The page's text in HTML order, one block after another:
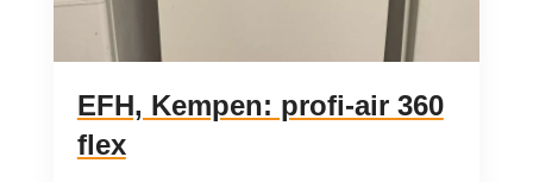
EFH, Kempen: profi-air 360
flex